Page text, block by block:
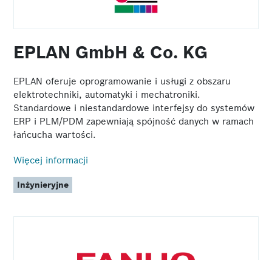
EPLAN GmbH & Co. KG
EPLAN oferuje oprogramowanie i usługi z obszaru
elektrotechniki, automatyki i mechatroniki.
Standardowe i niestandardowe interfejsy do systemów
ERP i PLM/PDM zapewniają spójność danych w ramach
łańcucha wartości.
Więcej informacji
Inżynieryjne